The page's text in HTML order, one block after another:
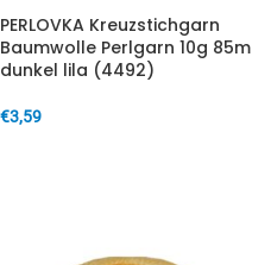
PERLOVKA Kreuzstichgarn
Baumwolle Perlgarn 10g 85m
dunkel lila (4492)
€3,59